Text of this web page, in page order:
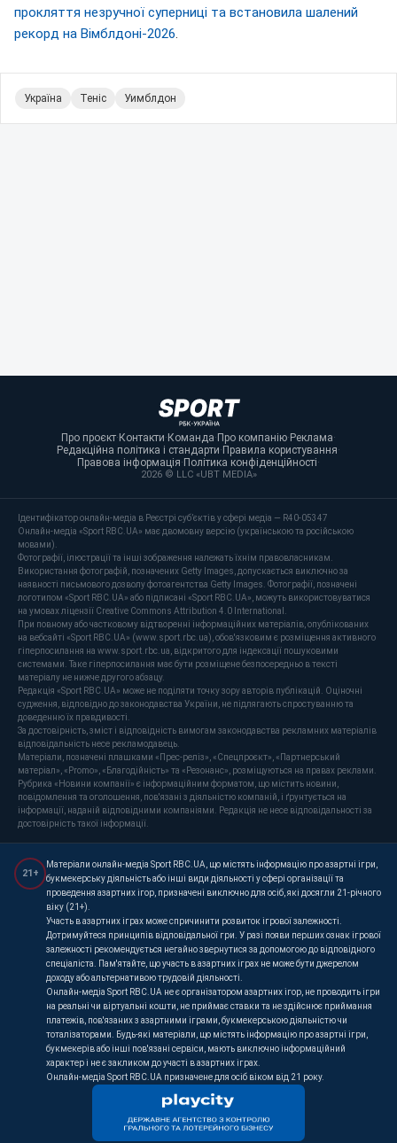
прокляття незручної суперниці та встановила шалений
рекорд на Вімблдоні-2026
Україна Теніс Уимблдон
Про проєкт·Контакти·Команда·Про компанію·Реклама·
Редакційна політика і стандарти·Правила користування·
Правова інформація·Політика конфіденційності·
2026 © LLC «UBT MEDIA»
Ідентифікатор онлайн-медіа в Реєстрі суб’єктів у сфері медіа — R40-05347
Онлайн-медіа «Sport RBC.UA» має двомовну версію (українською та російською
мовами).
Фотографії, ілюстрації та інші зображення належать їхнім правовласникам.
Використання фотографій, позначених Getty Images, допускається виключно за
наявності письмового дозволу фотоагентства Getty Images. Фотографії, позначені
логотипом «Sport RBC.UA» або підписані «Sport RBC.UA», можуть використовуватися
на умовах ліцензії Creative Commons Attribution 4.0 International.
При повному або частковому відтворенні інформаційних матеріалів, опублікованих
на вебсайті «Sport RBC.UA» (www.sport.rbc.ua), обов'язковим є розміщення активного
гіперпосилання на www.sport.rbc.ua, відкритого для індексації пошуковими
системами. Таке гіперпосилання має бути розміщене безпосередньо в тексті
матеріалу не нижче другого абзацу.
Редакція «Sport RBC.UA» може не поділяти точку зору авторів публікацій. Оціночні
судження, відповідно до законодавства України, не підлягають спростуванню та
доведенню їх правдивості.
За достовірність, зміст і відповідність вимогам законодавства рекламних матеріалів
відповідальність несе рекламодавець.
Матеріали, позначені плашками «Прес-реліз», «Спецпроєкт», «Партнерський
матеріал», «Promo», «Благодійність» та «Резонанс», розміщуються на правах реклами.
Рубрика «Новини компанії» є інформаційним форматом, що містить новини,
повідомлення та оголошення, пов'язані з діяльністю компаній, і ґрунтується на
інформації, наданій відповідними компаніями. Редакція не несе відповідальності за
достовірність такої інформації.
21+
Матеріали онлайн-медіа Sport RBC.UA, що містять інформацію про азартні ігри,
букмекерську діяльність або інші види діяльності у сфері організації та
проведення азартних ігор, призначені виключно для осіб, які досягли 21-річного
віку (21+).
Участь в азартних іграх може спричинити розвиток ігрової залежності.
Дотримуйтеся принципів відповідальної гри. У разі появи перших ознак ігрової
залежності рекомендується негайно звернутися за допомогою до відповідного
спеціаліста. Пам'ятайте, що участь в азартних іграх не може бути джерелом
доходу або альтернативою трудовій діяльності.
Онлайн-медіа Sport RBC.UA не є організатором азартних ігор, не проводить ігри
на реальні чи віртуальні кошти, не приймає ставки та не здійснює приймання
платежів, пов'язаних з азартними іграми, букмекерською діяльністю чи
тоталізаторами. Будь-які матеріали, що містять інформацію про азартні ігри,
букмекерів або інші пов'язані сервіси, мають виключно інформаційний
характер і не є закликом до участі в азартних іграх.
Онлайн-медіа Sport RBC.UA призначене для осіб віком від 21 року.